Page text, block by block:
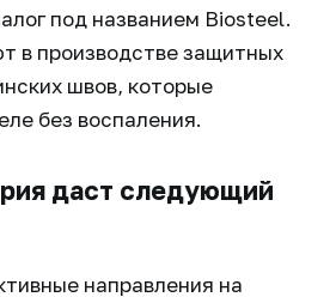
под названием Biosteel.
в производстве защитных
швов, которые
без воспаления.
даст следующий
направления на